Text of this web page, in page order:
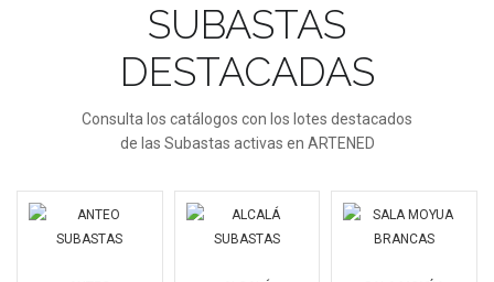
SUBASTAS
DESTACADAS
Consulta los catálogos con los lotes destacados
de las Subastas activas en ARTENED